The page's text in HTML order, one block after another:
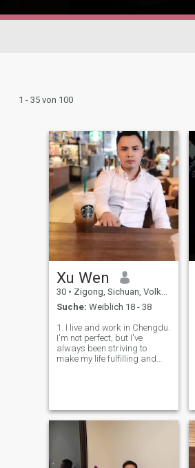
1 - 35 von 100
Xu Wen
30 • Zigong, Sichuan, Volksrep. China
Suche: Weiblich 18 - 38
1. I live and work in Chengdu.
I'm not perfect, but I've
always been striving to
make my life fulfilling and
increasingly longing for
someone who ca